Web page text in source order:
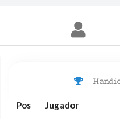
Pos Jugador